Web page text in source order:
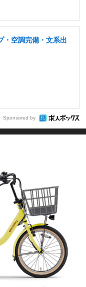
・空調完備・文系出
Sponsored by